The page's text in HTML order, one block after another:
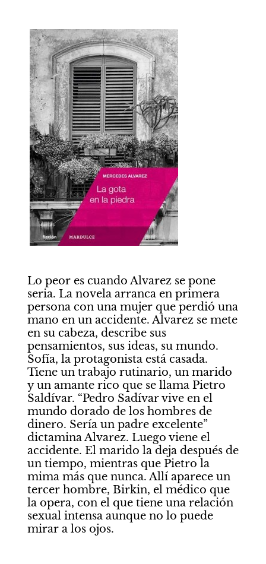
Lo peor es cuando Alvarez se pone
seria. La novela arranca en primera
persona con una mujer que perdió una
mano en un accidente. Alvarez se mete
en su cabeza, describe sus
pensamientos, sus ideas, su mundo.
Sofía, la protagonista está casada.
Tiene un trabajo rutinario, un marido
y un amante rico que se llama Pietro
Saldívar. “Pedro Sadívar vive en el
mundo dorado de los hombres de
dinero. Sería un padre excelente”
dictamina Alvarez. Luego viene el
accidente. El marido la deja después de
un tiempo, mientras que Pietro la
mima más que nunca. Allí aparece un
tercer hombre, Birkin, el médico que
la opera, con el que tiene una relación
sexual intensa aunque no lo puede
mirar a los ojos.